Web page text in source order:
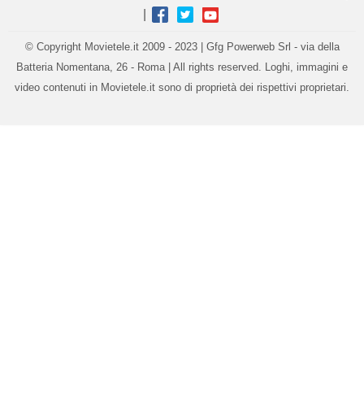
© Copyright Movietele.it 2009 - 2023 | Gfg Powerweb Srl - via della
Batteria Nomentana, 26 - Roma | All rights reserved. Loghi, immagini e
video contenuti in Movietele.it sono di proprietà dei rispettivi proprietari.